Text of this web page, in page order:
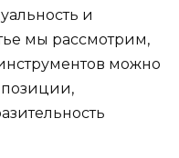
и
мы рассмотрим,
можно